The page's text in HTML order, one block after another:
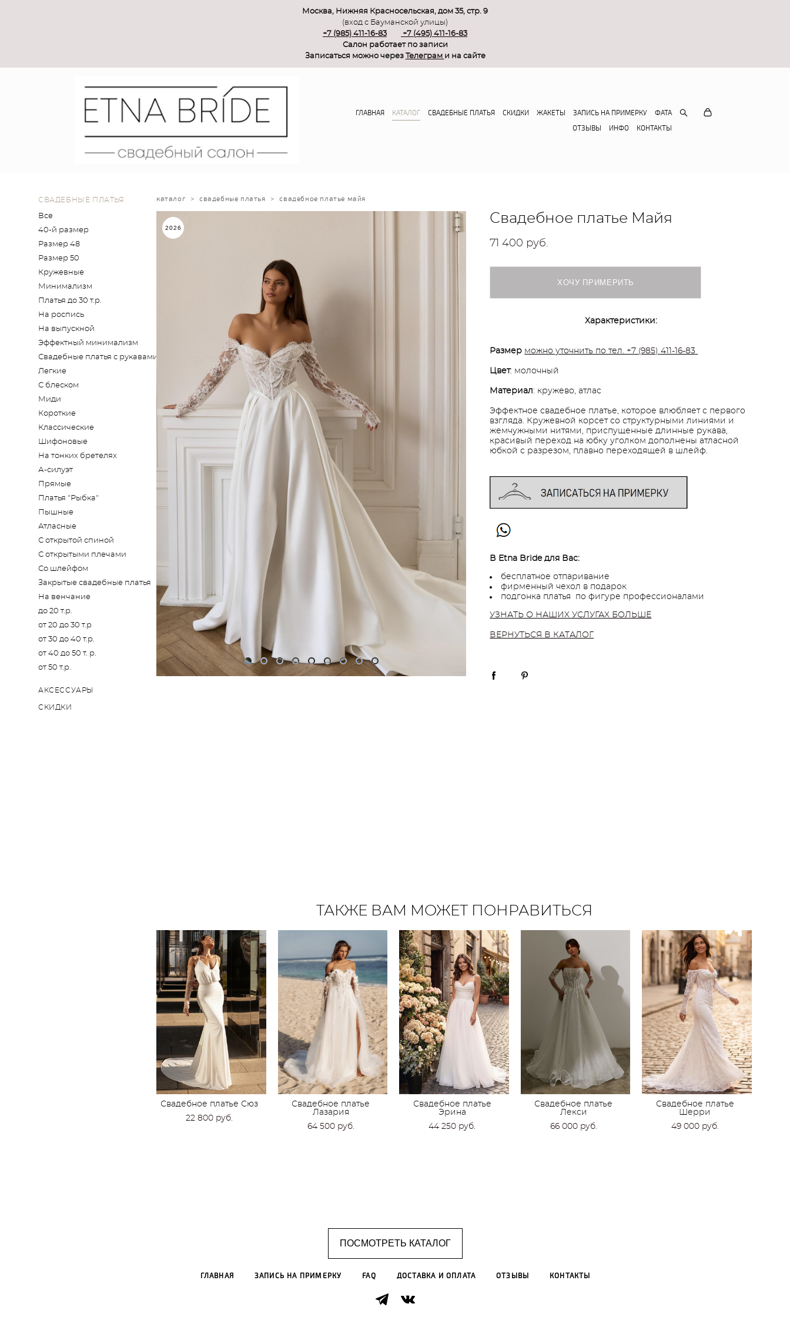
Москва, Нижняя Красносельская, дом 35, стр. 9
(вход с Бауманской улицы)
+7 (985) 411-16-83
+7 (495) 411-16-83
Салон работает по записи
Записаться можно через Телеграм и на сайте
ГЛАВНАЯ КАТАЛОГ СВАДЕБНЫЕ ПЛАТЬЯ СКИДКИ ЖАКЕТЫ ЗАПИСЬ НА ПРИМЕРКУ
ФАТА
ОТЗЫВЫ
ИНФО КОНТАКТЫ
СВАДЕБНЫЕ ПЛАТЬЯ
Все
40-й размер
Размер 48
Размер 50
Кружевные
Минимализм
Платья до 30 т.р.
На роспись
На выпускной
Эффектный минимализм
Свадебные платья с рукавами
Легкие
С блеском
Миди
Короткие
Классические
Шифоновые
На тонких бретелях
А-силуэт
Прямые
Платья "Рыбка"
Пышные
Атласные
С открытой спиной
С открытыми плечами
Со шлейфом
Закрытые свадебные платья
На венчание
до 20 т.р.
от 20 до 30 т.р
от 30 до 40 т.р.
от 40 до 50 т. р.
от 50 т.р.
АКСЕССУАРЫ
СКИДКИ
каталог > свадебные платья > свадебное платье майя
2026
Свадебное платье Майя
71 400 pуб.
ХОЧУ ПРИМЕРИТЬ
Характеристики:
Размер можно уточнить по тел. +7 (985) 411-16-83
Цвет: молочный
Материал: кружево, атлас
Эффектное свадебное платье, которое влюбляет с первого
взгляда. Кружевной корсет со структурными линиями и
жемчужными нитями, приспущенные длинные рукава,
красивый переход на юбку уголком дополнены атласной
юбкой с разрезом, плавно переходящей в шлейф.
В Etna Bride для Вас:
бесплатное отпаривание
фирменный чехол в подарок
подгонка платья по фигуре профессионалами
УЗНАТЬ О НАШИХ УСЛУГАХ БОЛЬШЕ
ВЕРНУТЬСЯ В КАТАЛОГ
ТАКЖЕ ВАМ МОЖЕТ ПОНРАВИТЬСЯ
Свадебное платье Сюз
22 800 pуб.
Свадебное платье
Лазария
64 500 pуб.
Свадебное платье
Эрина
44 250 pуб.
Свадебное платье
Лекси
66 000 pуб.
Свадебное платье
Шерри
49 000 pуб.
ПОСМОТРЕТЬ КАТАЛОГ
ГЛАВНАЯ ЗАПИСЬ НА ПРИМЕРКУ FAQ ДОСТАВКА И ОПЛАТА ОТЗЫВЫ КОНТАКТЫ